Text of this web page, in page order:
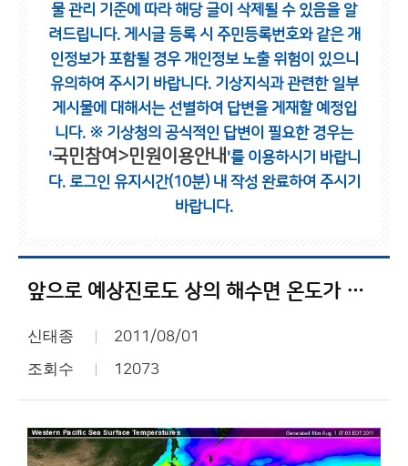
물 관리 기준에 따라 해당 글이 삭제될 수 있음을 알
려드립니다. 게시글 등록 시 주민등록번호와 같은 개
인정보가 포함될 경우 개인정보 노출 위험이 있으니
유의하여 주시기 바랍니다. 기상지식과 관련한 일부
게시물에 대해서는 선별하여 답변을 게재할 예정입
니다. ※ 기상청의 공식적인 답변이 필요한 경우는
'국민참여>민원이용안내 '를 이용하시기 바랍니
다. 로그인 유지시간(10분) 내 작성 완료하여 주시기
바랍니다.
앞으로 예상진로도 상의 해수면 온도가 높음...
신태종 2011/08/01
조회수 12073